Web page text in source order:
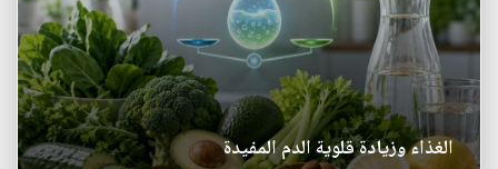
الغذاء وزيادة قلوية الدم المفيدة